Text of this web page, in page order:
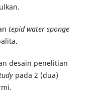
tepid water sponge
desain penelitian
pada 2 (dua)